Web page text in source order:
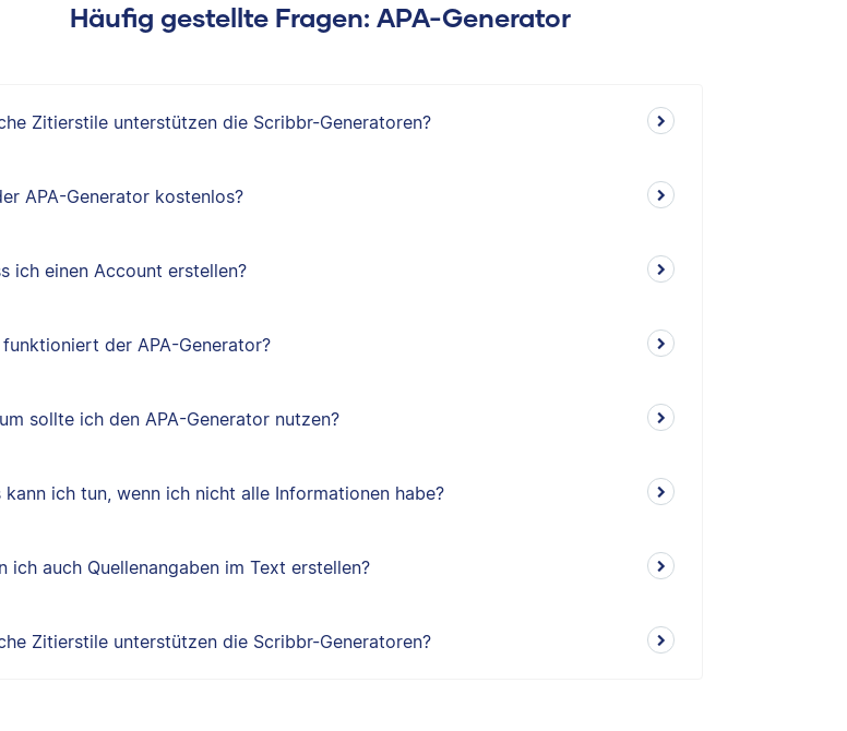
Häufig gestellte Fragen: APA-Generator
Zitierstile unterstützen die Scribbr-Generatoren?
APA-Generator kostenlos?
ich einen Account erstellen?
funktioniert der APA-Generator?
sollte ich den APA-Generator nutzen?
kann ich tun, wenn ich nicht alle Informationen habe?
ich auch Quellenangaben im Text erstellen?
Zitierstile unterstützen die Scribbr-Generatoren?